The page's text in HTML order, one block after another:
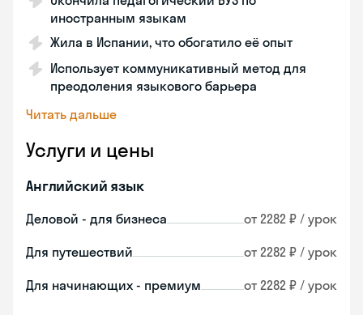
иностранным языкам
Жила в Испании, что обогатило её опыт
Использует коммуникативный метод для
преодоления языкового барьера
Читать дальше
Услуги и цены
Английский язык
Деловой - для бизнеса от 2282 ₽ / урок
Для путешествий от 2282 ₽ / урок
Для начинающих - премиум от 2282 ₽ / урок